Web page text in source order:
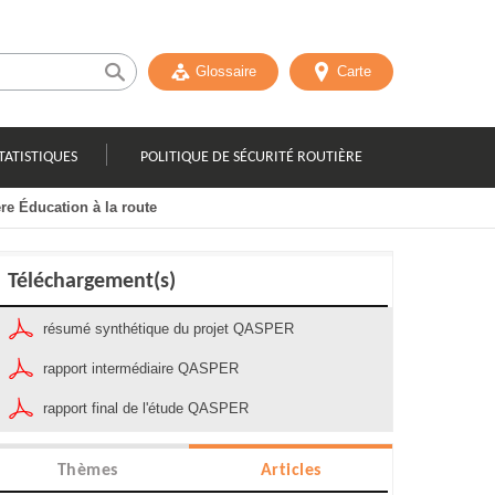
Glossaire Carte
POLITIQUE DE SÉCURITÉ ROUTIÈRE
Éducation à la route
Téléchargement(s)
résumé synthétique du projet QASPER
rapport intermédiaire QASPER
rapport final de l'étude QASPER
Thèmes Articles